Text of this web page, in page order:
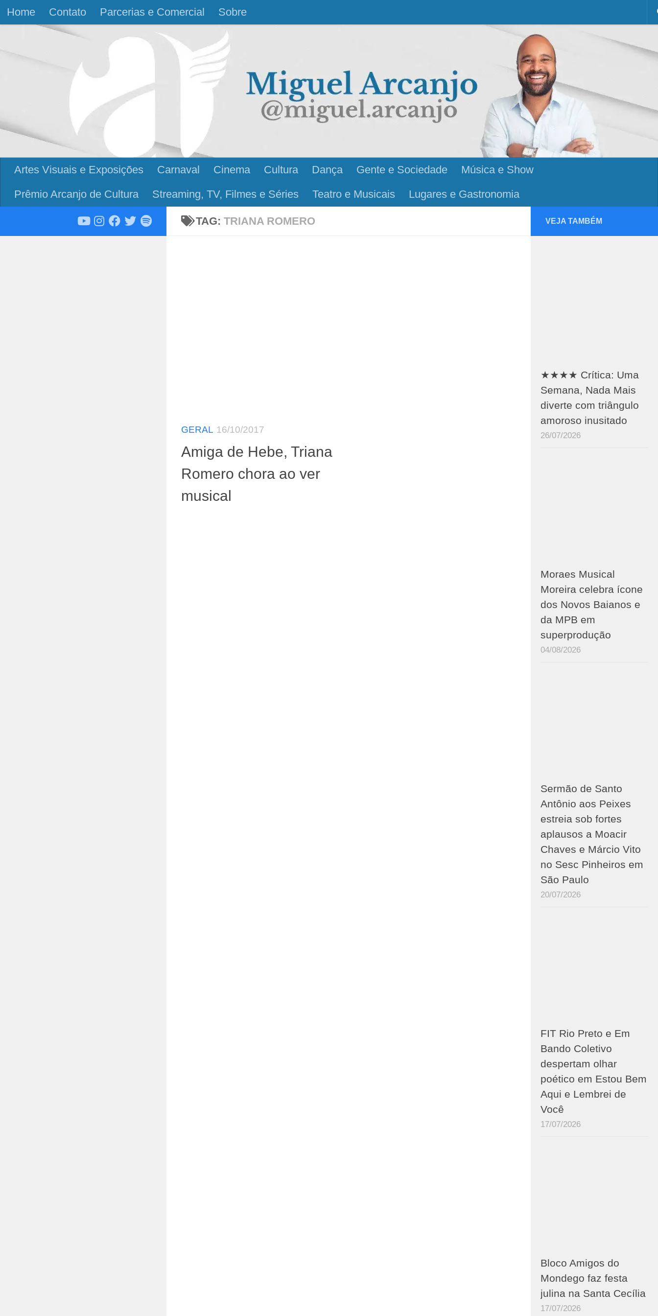
Skip to content
Home Contato Parcerias e Comercial Sobre
Artes Visuais e Exposições Carnaval Cinema Cultura Dança Gente e Sociedade
Música e Show
Prêmio Arcanjo de Cultura
Streaming, TV, Filmes e Séries Teatro e Musicais Lugares e Gastronomia
TAG:TRIANA ROMERO
GERAL 16/10/2017
Amiga de Hebe, Triana
Romero chora ao ver
musical
VEJA TAMBÉM
★★★★ Crítica: Uma
Semana, Nada Mais
diverte com triângulo
amoroso inusitado
26/07/2026
Moraes Musical
Moreira celebra ícone
dos Novos Baianos e
da MPB em
superprodução
04/08/2026
Sermão de Santo
Antônio aos Peixes
estreia sob fortes
aplausos a Moacir
Chaves e Márcio Vito
no Sesc Pinheiros em
São Paulo
20/07/2026
FIT Rio Preto e Em
Bando Coletivo
despertam olhar
poético em Estou Bem
Aqui e Lembrei de
Você
17/07/2026
Bloco Amigos do
Mondego faz festa
julina na Santa Cecília
17/07/2026